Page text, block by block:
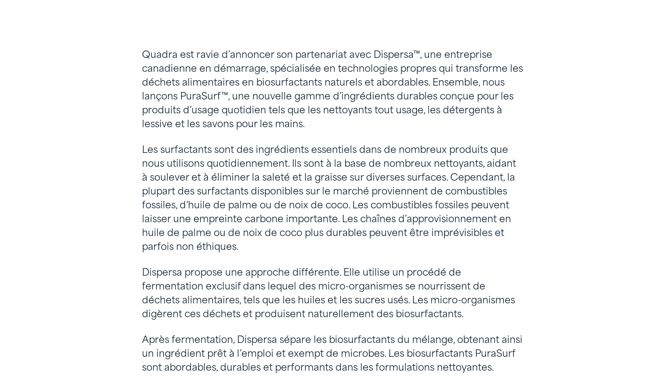
Quadra est ravie d’annoncer son partenariat avec Dispersa™, une entreprise
canadienne en démarrage, spécialisée en technologies propres qui transforme les
déchets alimentaires en biosurfactants naturels et abordables. Ensemble, nous
lançons PuraSurf™, une nouvelle gamme d’ingrédients durables conçue pour les
produits d’usage quotidien tels que les nettoyants tout usage, les détergents à
lessive et les savons pour les mains.
Les surfactants sont des ingrédients essentiels dans de nombreux produits que
nous utilisons quotidiennement. Ils sont à la base de nombreux nettoyants, aidant
à soulever et à éliminer la saleté et la graisse sur diverses surfaces. Cependant, la
plupart des surfactants disponibles sur le marché proviennent de combustibles
fossiles, d’huile de palme ou de noix de coco. Les combustibles fossiles peuvent
laisser une empreinte carbone importante. Les chaînes d’approvisionnement en
huile de palme ou de noix de coco plus durables peuvent être imprévisibles et
parfois non éthiques.
Dispersa propose une approche différente. Elle utilise un procédé de
fermentation exclusif dans lequel des micro-organismes se nourrissent de
déchets alimentaires, tels que les huiles et les sucres usés. Les micro-organismes
digèrent ces déchets et produisent naturellement des biosurfactants.
Après fermentation, Dispersa sépare les biosurfactants du mélange, obtenant ainsi
un ingrédient prêt à l’emploi et exempt de microbes. Les biosurfactants PuraSurf
sont abordables, durables et performants dans les formulations nettoyantes.